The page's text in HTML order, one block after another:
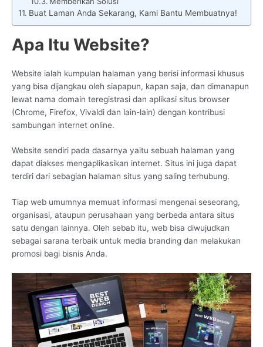
Buat Laman Anda Sekarang, Kami Bantu Membuatnya!
Apa Itu Website?
Website ialah kumpulan halaman yang berisi informasi khusus
yang bisa dijangkau oleh siapapun, kapan saja, dan dimanapun
lewat nama domain teregistrasi dan aplikasi situs browser
(Chrome, Firefox, Vivaldi dan lain-lain) dengan kontribusi
sambungan internet online.
Website sendiri pada dasarnya yaitu sebuah halaman yang
dapat diakses mengaplikasikan internet. Situs ini juga dapat
terdiri dari sebagian halaman situs yang saling terhubung.
Tiap web umumnya memuat informasi mengenai seseorang,
organisasi, ataupun perusahaan yang berbeda antara situs
satu dengan lainnya. Oleh sebab itu, web bisa diwujudkan
sebagai sarana terbaik untuk media branding dan melakukan
promosi bagi bisnis Anda.